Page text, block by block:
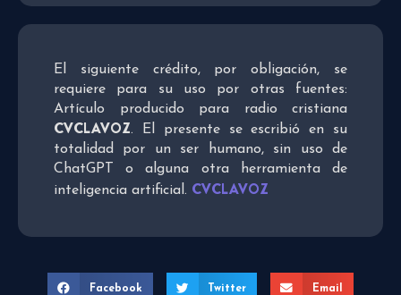
El siguiente crédito, por obligación, se
requiere para su uso por otras fuentes:
Artículo producido para radio cristiana
CVCLAVOZ. El presente se escribió en su
totalidad por un ser humano, sin uso de
ChatGPT o alguna otra herramienta de
inteligencia artificial. CVCLAVOZ
Facebook Twitter Email